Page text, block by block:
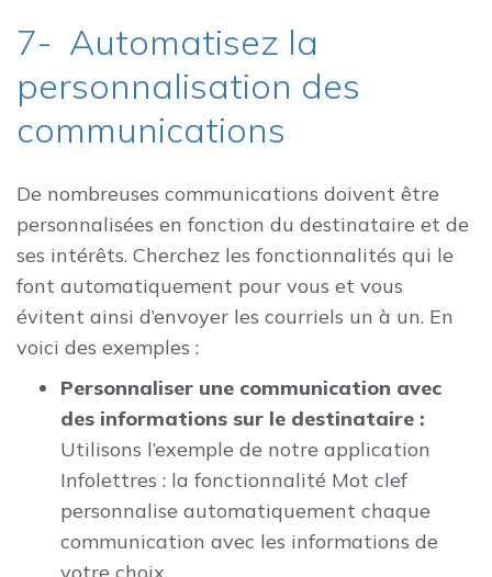
7- Automatisez la
personnalisation des
communications
De nombreuses communications doivent être
personnalisées en fonction du destinataire et de
ses intérêts. Cherchez les fonctionnalités qui le
font automatiquement pour vous et vous
évitent ainsi d’envoyer les courriels un à un. En
voici des exemples :
Personnaliser une communication avec
des informations sur le destinataire :
Utilisons l’exemple de notre application
Infolettres : la fonctionnalité Mot clef
personnalise automatiquement chaque
communication avec les informations de
votre choix.